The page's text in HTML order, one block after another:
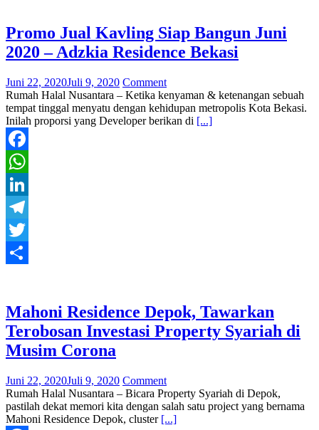
Promo Jual Kavling Siap Bangun Juni
2020 – Adzkia Residence Bekasi
Juni 22, 2020Juli 9, 2020 Comment
Rumah Halal Nusantara – Ketika kenyaman & ketenangan sebuah
tempat tinggal menyatu dengan kehidupan metropolis Kota Bekasi.
Inilah proporsi yang Developer berikan di [...]
Facebook
WhatsApp
LinkedIn
Telegram
Twitter
Mahoni Residence Depok, Tawarkan
Terobosan Investasi Property Syariah di
Musim Corona
Juni 22, 2020Juli 9, 2020 Comment
Rumah Halal Nusantara – Bicara Property Syariah di Depok,
pastilah dekat memori kita dengan salah satu project yang bernama
Mahoni Residence Depok, cluster [...]